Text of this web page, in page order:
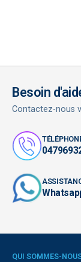
Besoin
Contactez-nous
QUI SOMMES-